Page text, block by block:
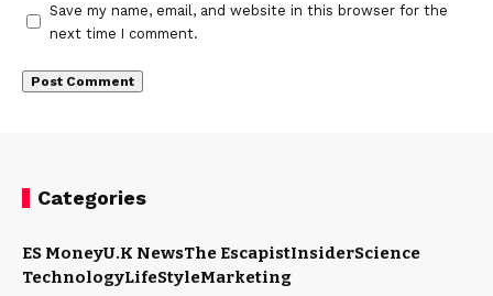
Save my name, email, and website in this browser for the
next time I comment.
Categories
ES MoneyU.K NewsThe EscapistInsiderScience
TechnologyLifeStyleMarketing